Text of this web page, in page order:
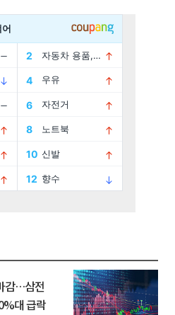
감…삼전
대 급락